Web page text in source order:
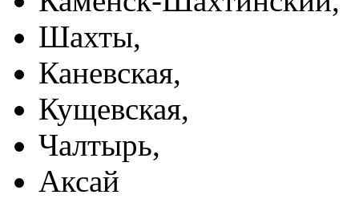
Шахты,
Каневская,
Кущевская,
Чалтырь,
Аксай